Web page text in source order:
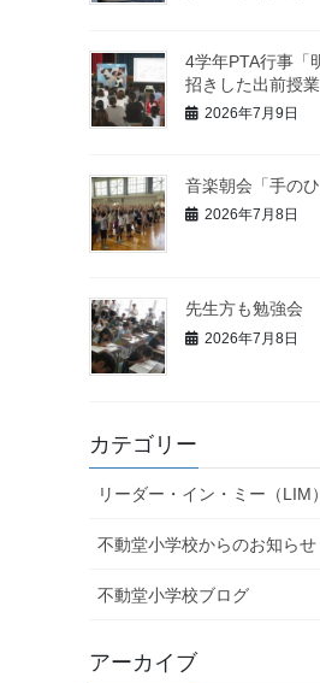
4学年PTA行事「
招きした出前授業
2026年7月9日
音楽朝会「手のひ
2026年7月8日
先生方も勉強会
2026年7月8日
カテゴリー
リーダー・イン・ミー（LIM）
不動堂小学校からのお知らせ
不動堂小学校ブログ
アーカイブ